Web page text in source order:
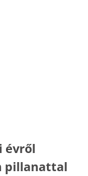
évről
pillanattal